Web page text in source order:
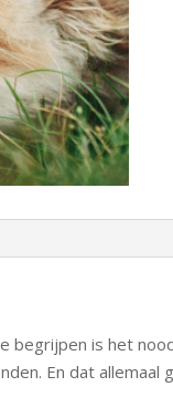
begrijpen is het
En dat